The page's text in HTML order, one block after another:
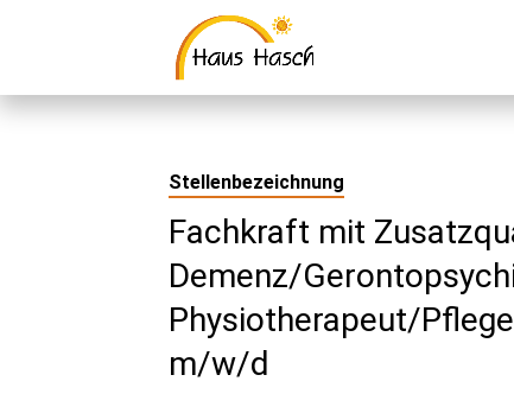
Stellenbezeichnung
Fachkraft mit
Demenz/
Physiotherapeut/
m/w/d